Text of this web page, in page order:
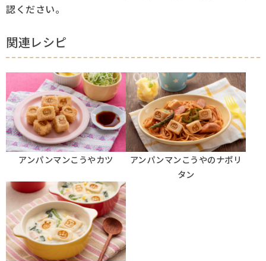
認ください。
関連レシピ
アンパンマンこうやカツ
アンパンマンこうやのナポリ
タン